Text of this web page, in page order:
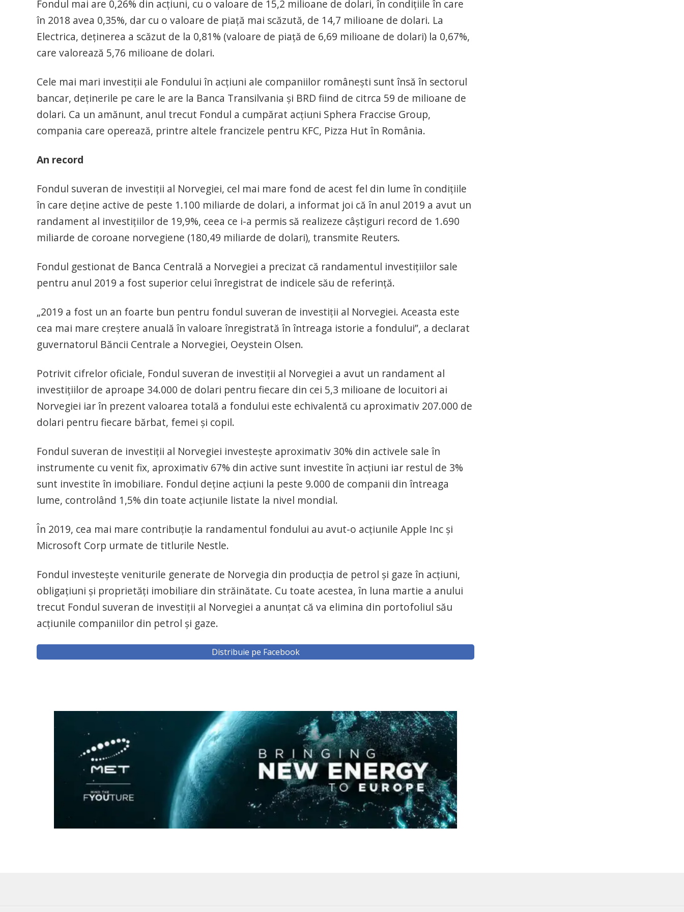
Fondul mai are 0,26% din acțiuni, cu o valoare de 15,2 milioane de dolari, în condițiile în care
în 2018 avea 0,35%, dar cu o valoare de piață mai scăzută, de 14,7 milioane de dolari. La
Electrica, deținerea a scăzut de la 0,81% (valoare de piață de 6,69 milioane de dolari) la 0,67%,
care valorează 5,76 milioane de dolari.
Cele mai mari investiții ale Fondului în acțiuni ale companiilor românești sunt însă în sectorul
bancar, deținerile pe care le are la Banca Transilvania și BRD fiind de citrca 59 de milioane de
dolari. Ca un amănunt, anul trecut Fondul a cumpărat acțiuni Sphera Fraccise Group,
compania care operează, printre altele francizele pentru KFC, Pizza Hut în România.
An record
Fondul suveran de investiţii al Norvegiei, cel mai mare fond de acest fel din lume în condiţiile
în care deţine active de peste 1.100 miliarde de dolari, a informat joi că în anul 2019 a avut un
randament al investiţiilor de 19,9%, ceea ce i-a permis să realizeze câştiguri record de 1.690
miliarde de coroane norvegiene (180,49 miliarde de dolari), transmite Reuters.
Fondul gestionat de Banca Centrală a Norvegiei a precizat că randamentul investiţiilor sale
pentru anul 2019 a fost superior celui înregistrat de indicele său de referinţă.
„2019 a fost un an foarte bun pentru fondul suveran de investiţii al Norvegiei. Aceasta este
cea mai mare creştere anuală în valoare înregistrată în întreaga istorie a fondului”, a declarat
guvernatorul Băncii Centrale a Norvegiei, Oeystein Olsen.
Potrivit cifrelor oficiale, Fondul suveran de investiţii al Norvegiei a avut un randament al
investiţiilor de aproape 34.000 de dolari pentru fiecare din cei 5,3 milioane de locuitori ai
Norvegiei iar în prezent valoarea totală a fondului este echivalentă cu aproximativ 207.000 de
dolari pentru fiecare bărbat, femei şi copil.
Fondul suveran de investiţii al Norvegiei investeşte aproximativ 30% din activele sale în
instrumente cu venit fix, aproximativ 67% din active sunt investite în acţiuni iar restul de 3%
sunt investite în imobiliare. Fondul deţine acţiuni la peste 9.000 de companii din întreaga
lume, controlând 1,5% din toate acţiunile listate la nivel mondial.
În 2019, cea mai mare contribuţie la randamentul fondului au avut-o acţiunile Apple Inc şi
Microsoft Corp urmate de titlurile Nestle.
Fondul investeşte veniturile generate de Norvegia din producţia de petrol şi gaze în acţiuni,
obligaţiuni şi proprietăţi imobiliare din străinătate. Cu toate acestea, în luna martie a anului
trecut Fondul suveran de investiţii al Norvegiei a anunţat că va elimina din portofoliul său
acţiunile companiilor din petrol şi gaze.
Distribuie pe Facebook